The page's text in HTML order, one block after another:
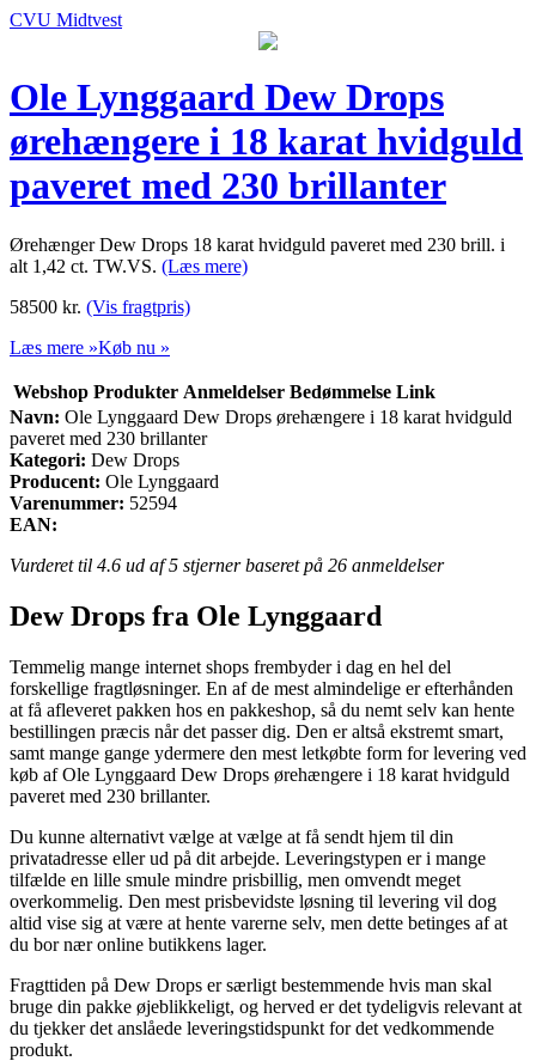
CVU Midtvest
Ole Lynggaard Dew Drops
ørehængere i 18 karat hvidguld
paveret med 230 brillanter
Ørehænger Dew Drops 18 karat hvidguld paveret med 230 brill. i
alt 1,42 ct. TW.VS. (Læs mere)
58500 kr. (Vis fragtpris)
Læs mere »Køb nu »
Webshop Produkter Anmeldelser Bedømmelse Link
Navn: Ole Lynggaard Dew Drops ørehængere i 18 karat hvidguld
paveret med 230 brillanter
Kategori: Dew Drops
Producent: Ole Lynggaard
Varenummer: 52594
EAN:
Vurderet til 4.6 ud af 5 stjerner baseret på 26 anmeldelser
Dew Drops fra Ole Lynggaard
Temmelig mange internet shops frembyder i dag en hel del
forskellige fragtløsninger. En af de mest almindelige er efterhånden
at få afleveret pakken hos en pakkeshop, så du nemt selv kan hente
bestillingen præcis når det passer dig. Den er altså ekstremt smart,
samt mange gange ydermere den mest letkøbte form for levering ved
køb af Ole Lynggaard Dew Drops ørehængere i 18 karat hvidguld
paveret med 230 brillanter.
Du kunne alternativt vælge at vælge at få sendt hjem til din
privatadresse eller ud på dit arbejde. Leveringstypen er i mange
tilfælde en lille smule mindre prisbillig, men omvendt meget
overkommelig. Den mest prisbevidste løsning til levering vil dog
altid vise sig at være at hente varerne selv, men dette betinges af at
du bor nær online butikkens lager.
Fragttiden på Dew Drops er særligt bestemmende hvis man skal
bruge din pakke øjeblikkeligt, og herved er det tydeligvis relevant at
du tjekker det anslåede leveringstidspunkt for det vedkommende
produkt.